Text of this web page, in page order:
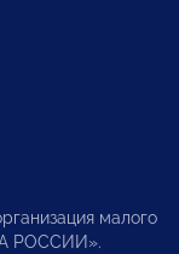
малого
РОССИИ».